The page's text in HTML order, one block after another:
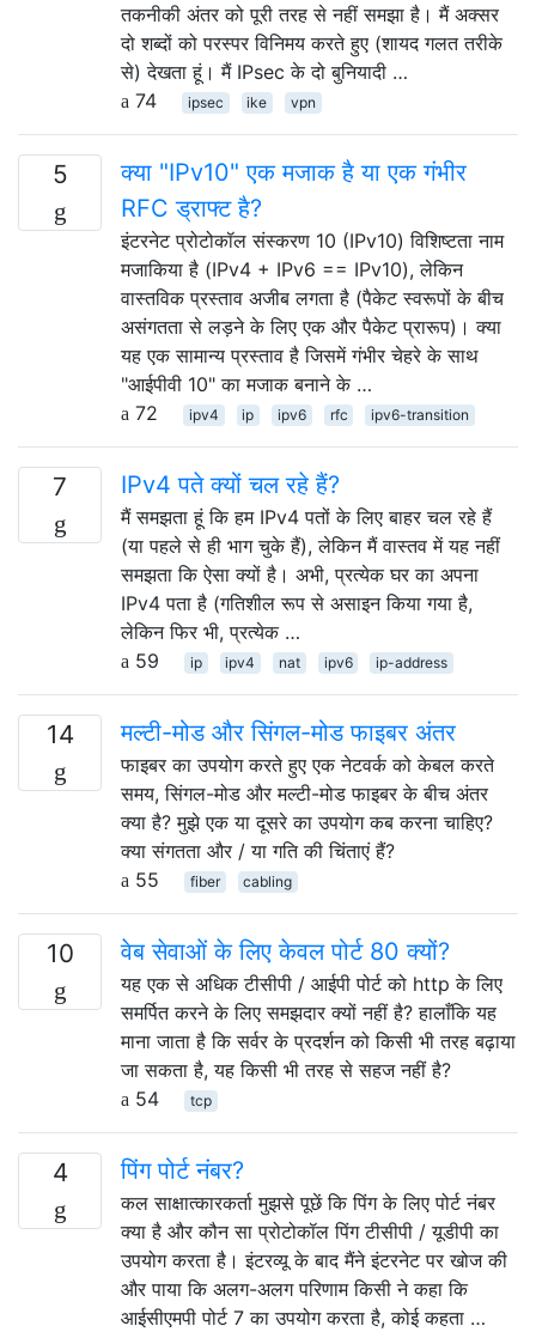
तकनीकी अंतर को पूरी तरह से नहीं समझा है। मैं अक्सर
दो शब्दों को परस्पर विनिमय करते हुए (शायद गलत तरीके
से) देखता हूं। मैं IPsec के दो बुनियादी …
74
ipsec ike vpn
5
क्या "IPv10" एक मजाक है या एक गंभीर
RFC ड्राफ्ट है?
इंटरनेट प्रोटोकॉल संस्करण 10 (IPv10) विशिष्टता नाम
मजाकिया है (IPv4 + IPv6 == IPv10), लेकिन
वास्तविक प्रस्ताव अजीब लगता है (पैकेट स्वरूपों के बीच
असंगतता से लड़ने के लिए एक और पैकेट प्रारूप)। क्या
यह एक सामान्य प्रस्ताव है जिसमें गंभीर चेहरे के साथ
"आईपीवी 10" का मजाक बनाने के …
72
ipv4 ip ipv6 rfc ipv6-transition
7 IPv4 पते क्यों चल रहे हैं?
मैं समझता हूं कि हम IPv4 पतों के लिए बाहर चल रहे हैं
(या पहले से ही भाग चुके हैं), लेकिन मैं वास्तव में यह नहीं
समझता कि ऐसा क्यों है। अभी, प्रत्येक घर का अपना
IPv4 पता है (गतिशील रूप से असाइन किया गया है,
लेकिन फिर भी, प्रत्येक …
59
ip ipv4 nat ipv6 ip-address
14 मल्टी-मोड और सिंगल-मोड फाइबर अंतर
फाइबर का उपयोग करते हुए एक नेटवर्क को केबल करते
समय, सिंगल-मोड और मल्टी-मोड फाइबर के बीच अंतर
क्या है? मुझे एक या दूसरे का उपयोग कब करना चाहिए?
क्या संगतता और / या गति की चिंताएं हैं?
55
fiber cabling
10 वेब सेवाओं के लिए केवल पोर्ट 80 क्यों?
यह एक से अधिक टीसीपी / आईपी पोर्ट को http के लिए
समर्पित करने के लिए समझदार क्यों नहीं है? हालाँकि यह
माना जाता है कि सर्वर के प्रदर्शन को किसी भी तरह बढ़ाया
जा सकता है, यह किसी भी तरह से सहज नहीं है?
54
tcp
4 पिंग पोर्ट नंबर?
कल साक्षात्कारकर्ता मुझसे पूछें कि पिंग के लिए पोर्ट नंबर
क्या है और कौन सा प्रोटोकॉल पिंग टीसीपी / यूडीपी का
उपयोग करता है। इंटरव्यू के बाद मैंने इंटरनेट पर खोज की
और पाया कि अलग-अलग परिणाम किसी ने कहा कि
आईसीएमपी पोर्ट 7 का उपयोग करता है, कोई कहता …